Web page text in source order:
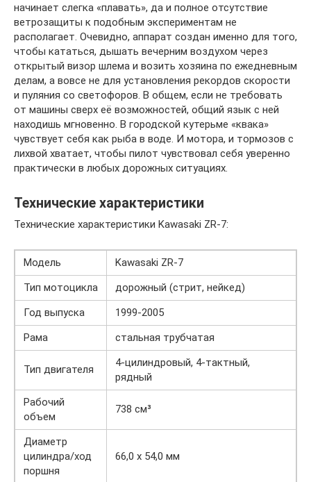
начинает слегка «плавать», да и полное отсутствие
ветрозащиты к подобным экспериментам не
располагает. Очевидно, аппарат создан именно для того,
чтобы кататься, дышать вечерним воздухом через
открытый визор шлема и возить хозяина по ежедневным
делам, а вовсе не для установления рекордов скорости
и пуляния со светофоров. В общем, если не требовать
от машины сверх её возможностей, общий язык с ней
находишь мгновенно. В городской кутерьме «квака»
чувствует себя как рыба в воде. И мотора, и тормозов с
лихвой хватает, чтобы пилот чувствовал себя уверенно
практически в любых дорожных ситуациях.
Технические характеристики
Технические характеристики Kawasaki ZR-7:
Модель
Kawasaki ZR-7
Тип мотоцикла
дорожный (стрит, нейкед)
Год выпуска
1999-2005
Рама
стальная трубчатая
Тип двигателя
4-цилиндровый, 4-тактный,
рядный
Рабочий
объем
738 см³
Диаметр
цилиндра/ход
поршня
66,0 x 54,0 мм